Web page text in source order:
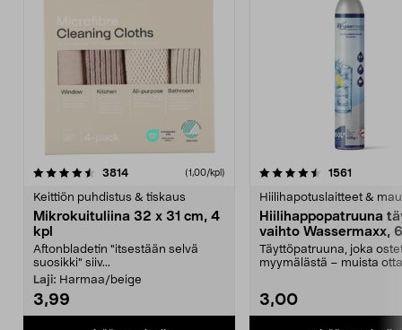
3814arvostelut (1,00/kpl)
Keittiön puhdistus & tiskaus
Mikrokuituliina 32 x 31 cm, 4
kpl
Aftonbladetin "itsestään selvä
suosikki" siiv...
Laji: Harmaa/beige
3,99
4.5viidestä
1561
Hiilihapotuslaitteet &
Hiilihappopatruuna
vaihto Wassermaxx,
Täyttöpatruuna, joka
myymälästä – muista
3,00
4.5viidestä